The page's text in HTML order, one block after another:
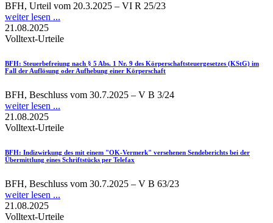
BFH, Urteil vom 20.3.2025 – VI R 25/23
weiter lesen ...
21.08.2025
Volltext-Urteile
BFH: Steuerbefreiung nach § 5 Abs. 1 Nr. 9 des Körperschaftsteuergesetzes (KStG) im
Fall der Auflösung oder Aufhebung einer Körperschaft
BFH, Beschluss vom 30.7.2025 – V B 3/24
weiter lesen ...
21.08.2025
Volltext-Urteile
BFH: Indizwirkung des mit einem "OK-Vermerk" versehenen Sendeberichts bei der
Übermittlung eines Schriftstücks per Telefax
BFH, Beschluss vom 30.7.2025 – V B 63/23
weiter lesen ...
21.08.2025
Volltext-Urteile